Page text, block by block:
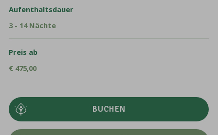
Aufenthaltsdauer
3 - 14 Nächte
Preis ab
€ 475,00
BUCHEN